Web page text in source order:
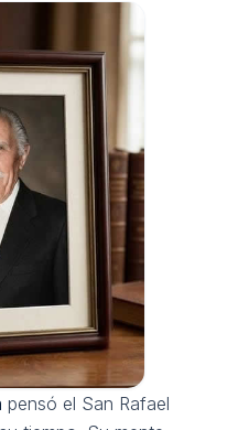
pensó el San Rafael